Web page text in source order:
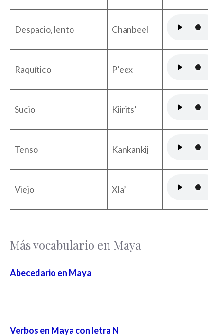
Despacio, lento Chanbeel
Raquítico P’eex
Sucio Kiirits’
Tenso Kankankij
Viejo Xla’
Más vocabulario en Maya
Abecedario en Maya
Verbos en Maya con letra N